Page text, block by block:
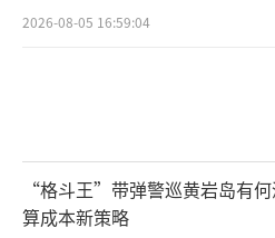
2026-08-05 16:59:04
“格斗王”带弹警巡黄岩岛有
算成本新策略